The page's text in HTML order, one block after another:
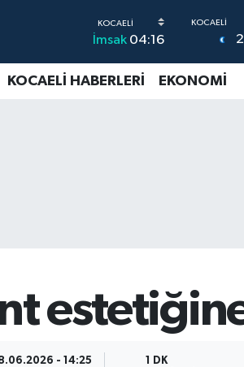
İmsak 04:16
KOCAELİ HABERLERİ EKONOMİ
- 14:25 1 DK